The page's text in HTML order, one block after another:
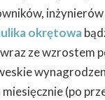
inżynierów
okrętowa
ze wzrostem
(po